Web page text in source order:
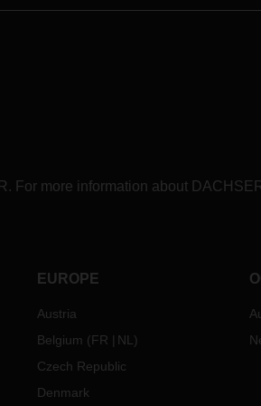
For more information about
EUROPE
Austria
Belgium (FR NL )
Czech Republic
Denmark